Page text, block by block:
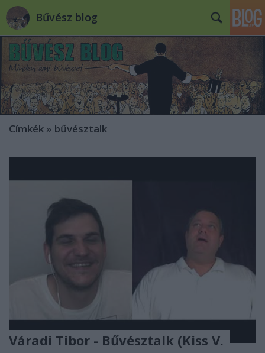
Bűvész blog
Címkék » bűvésztalk
Váradi Tibor - Bűvésztalk (Kiss V.